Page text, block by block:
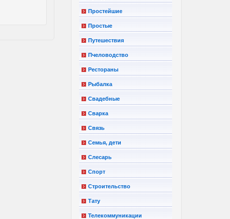
Простейшие
Простые
Путешествия
Пчеловодство
Рестораны
Рыбалка
Свадебные
Сварка
Связь
Семья, дети
Слесарь
Спорт
Строительство
Тату
Телекоммуникации